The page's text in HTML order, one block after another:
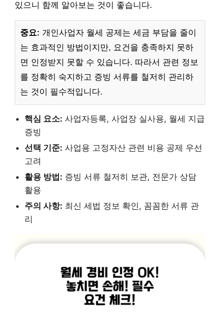
있으니 함께 알아보는 것이 좋습니다.
중요: 개인사업자 월세 공제는 세금 부담을 줄이
는 효과적인 방법이지만, 요건을 충족하지 못하
면 인정받지 못할 수 있습니다. 따라서 관련 정보
를 정확히 숙지하고 증빙 서류를 철저히 관리하
는 것이 필수적입니다.
핵심 요소: 사업자등록, 사업장 실사용, 월세 지급
증빙
선택 기준: 사업용 고정자산 관련 비용 공제 우선
고려
활용 방법: 증빙 서류 철저히 보관, 전문가 상담
활용
주의 사항: 최신 세법 정보 확인, 꼼꼼한 서류 관
리